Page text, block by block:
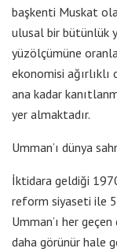
başkenti Muskat
ulusal bir bütünlük
yüzölçümüne
ekonomisi
ana kadar
yer almaktadır.
Umman’ı dünya
İktidara geldiği
reform siyaseti ile
Umman’ı her
daha görünür hale